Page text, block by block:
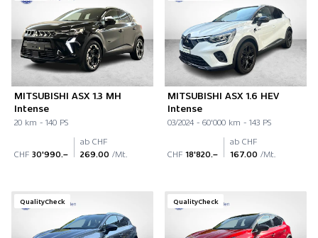
MITSUBISHI ASX 1.3 MH
Intense
20 km - 140 PS
CHF 30'990.–
ab CHF
269.00 /Mt.
MITSUBISHI ASX 1.6 HEV
Intense
03/2024 - 60'000 km - 143 PS
CHF 18'820.–
ab CHF
167.00 /Mt.
QualityCheck QualityCheck